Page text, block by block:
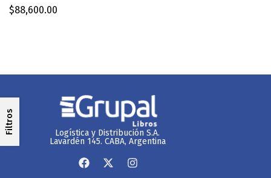
Filtros
$88,600.00
Logística y Distribución S.A.
Lavardén 145. CABA, Argentina